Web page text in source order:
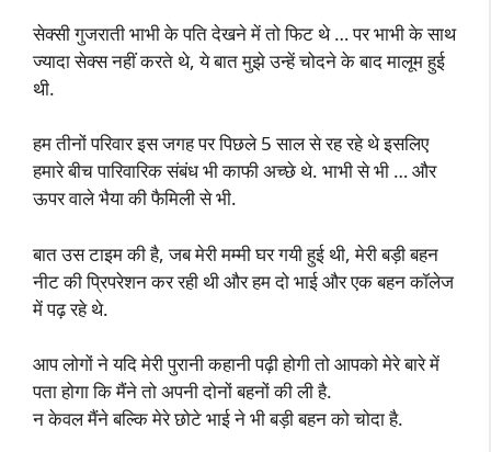
सेक्सी गुजराती भाभी के पति देखने में तो फिट थे … पर भाभी के साथ
ज्यादा सेक्स नहीं करते थे, ये बात मुझे उन्हें चोदने के बाद मालूम हुई
थी.
हम तीनों परिवार इस जगह पर पिछले 5 साल से रह रहे थे इसलिए
हमारे बीच पारिवारिक संबंध भी काफी अच्छे थे. भाभी से भी … और
ऊपर वाले भैया की फैमिली से भी.
बात उस टाइम की है, जब मेरी मम्मी घर गयी हुई थी, मेरी बड़ी बहन
नीट की प्रिपरेशन कर रही थी और हम दो भाई और एक बहन कॉलेज
में पढ़ रहे थे.
आप लोगों ने यदि मेरी पुरानी कहानी पढ़ी होगी तो आपको मेरे बारे में
पता होगा कि मैंने तो अपनी दोनों बहनों की ली है.
न केवल मैंने बल्कि मेरे छोटे भाई ने भी बड़ी बहन को चोदा है.